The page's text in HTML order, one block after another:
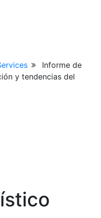
Informe de
y tendencias del